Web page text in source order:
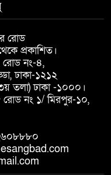
রোড
প্রকাশিত।
রোড নং-৪,
ঢাকা-১২১২
তলা) ঢাকা -১০০০।
রোড নং ১/ মিরপুর-১০,